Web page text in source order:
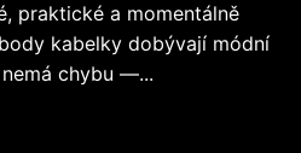
praktické a momentálně
kabelky dobývají módní
chybu —...